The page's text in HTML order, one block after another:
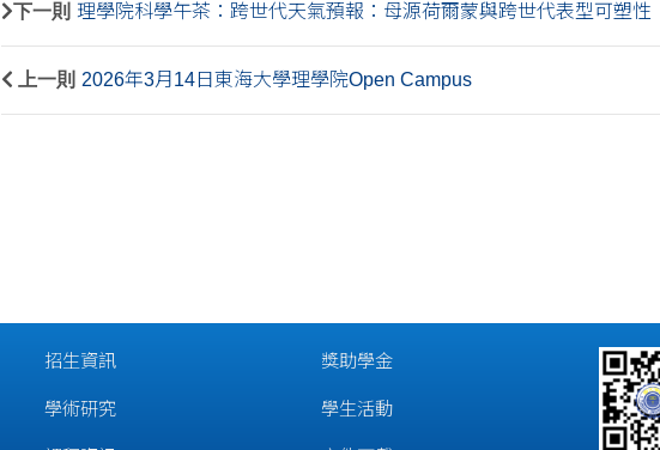
下一則 理學院科學午茶：跨世代天氣預報：母源荷爾蒙與跨世代表型可塑性
上一則 2026年3月14日東海大學理學院Open Campus
招生資訊
學術研究
獎助學金
學生活動